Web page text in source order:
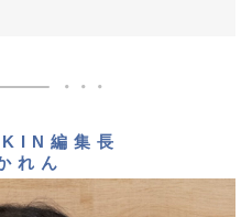
編集長
れん